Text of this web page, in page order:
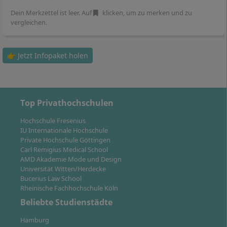
Wie läuft das Onlinestudium an der IU ab?
Dein Merkzettel ist leer. Auf
klicken, um zu merken und zu
vergleichen.
👉 Jetzt Infopaket holen
Top Privathochschulen
Hochschule Fresenius
IU Internationale Hochschule
Private Hochschule Göttingen
Carl Remigius Medical School
AMD Akademie Mode und Design
Universität Witten/Herdecke
Bucerius Law School
Rheinische Fachhochschule Köln
Beliebte Studienstädte
Hamburg